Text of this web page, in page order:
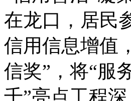
在龙口，居民
信用信息增值
信奖”，将“服
千”亮点工程